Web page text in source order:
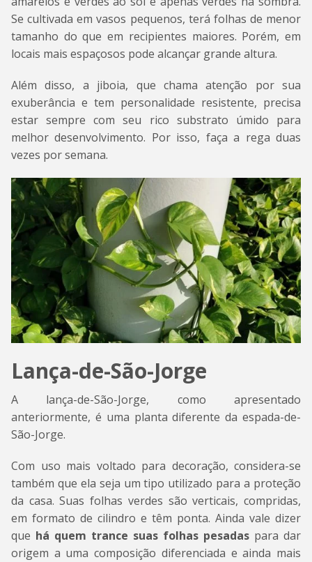
Se cultivada em vasos pequenos, terá folhas de menor
tamanho do que em recipientes maiores. Porém, em
locais mais espaçosos pode alcançar grande altura.
Além disso, a jiboia, que chama atenção por sua
exuberância e tem personalidade resistente, precisa
estar sempre com seu rico substrato úmido para
melhor desenvolvimento. Por isso, faça a rega duas
vezes por semana.
Lança-de-São-Jorge
A lança-de-São-Jorge, como apresentado
anteriormente, é uma planta diferente da espada-de-
São-Jorge.
Com uso mais voltado para decoração, considera-se
também que ela seja um tipo utilizado para a proteção
da casa. Suas folhas verdes são verticais, compridas,
em formato de cilindro e têm ponta. Ainda vale dizer
que há quem trance suas folhas pesadas para dar
origem a uma composição diferenciada e ainda mais